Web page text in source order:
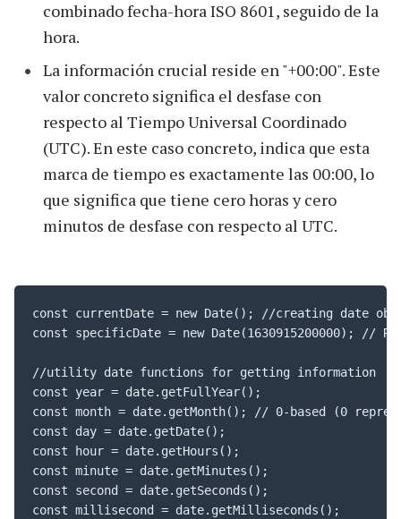
combinado fecha-hora ISO 8601, seguido de la
hora.
La información crucial reside en "+00:00". Este
valor concreto significa el desfase con
respecto al Tiempo Universal Coordinado
(UTC). En este caso concreto, indica que esta
marca de tiempo es exactamente las 00:00, lo
que significa que tiene cero horas y cero
minutos de desfase con respecto al UTC.
const currentDate = new Date(); //creating date
const specificDate = new Date(1630915200000); //
//utility date functions for getting information
const year = date.getFullYear();
const month = date.getMonth(); // 0-based (0
const day = date.getDate();
const hour = date.getHours();
const minute = date.getMinutes();
const second = date.getSeconds();
const millisecond = date.getMilliseconds();